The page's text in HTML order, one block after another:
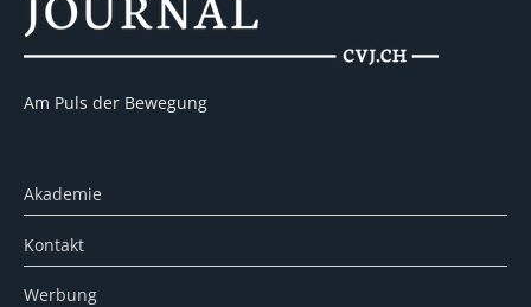
Am Puls der Bewegung
Akademie
Kontakt
Werbung